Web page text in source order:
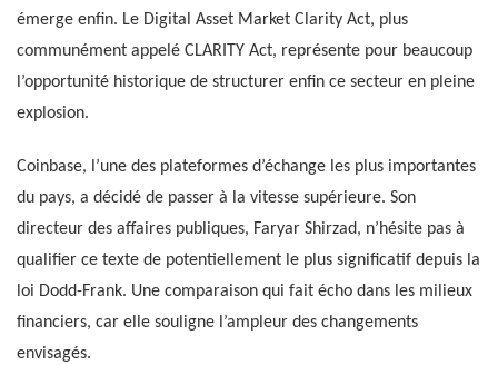
émerge enfin. Le Digital Asset Market Clarity Act, plus
communément appelé CLARITY Act, représente pour beaucoup
l’opportunité historique de structurer enfin ce secteur en pleine
explosion.
Coinbase, l’une des plateformes d’échange les plus importantes
du pays, a décidé de passer à la vitesse supérieure. Son
directeur des affaires publiques, Faryar Shirzad, n’hésite pas à
qualifier ce texte de potentiellement le plus significatif depuis la
loi Dodd-Frank. Une comparaison qui fait écho dans les milieux
financiers, car elle souligne l’ampleur des changements
envisagés.